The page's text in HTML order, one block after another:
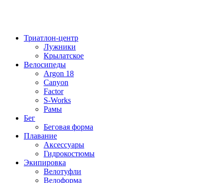
Триатлон-центр
Лужники
Крылатское
Велосипеды
Argon 18
Canyon
Factor
S-Works
Рамы
Бег
Беговая форма
Плавание
Аксессуары
Гидрокостюмы
Экипировка
Велотуфли
Велоформа